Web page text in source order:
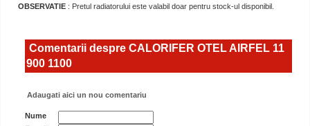
OBSERVATIE : Pretul radiatorului este valabil doar pentru stock-ul disponibil.
Comentarii despre CALORIFER OTEL AIRFEL 11
900 1100
Adaugati aici un nou comentariu
Nume